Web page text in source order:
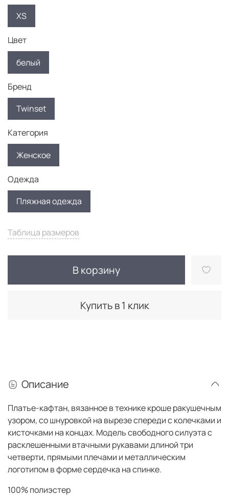
Таблица размеров
В корзину
Купить в 1 клик
XS
Цвет
белый
Бренд
Twinset
Категория
Женское
Одежда
Пляжная одежда
Описание
Платье-кафтан, вязанное в технике кроше ракушечным
узором, со шнуровкой на вырезе спереди с колечками и
кисточками на концах. Модель свободного силуэта с
расклешенными втачными рукавами длиной три
четверти, прямыми плечами и металлическим
логотипом в форме сердечка на спинке.
100% полиэстер